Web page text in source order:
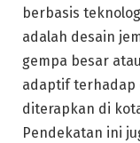
berbasis
adalah desain
gempa besar
adaptif terhadap
diterapkan di
Pendekatan ini